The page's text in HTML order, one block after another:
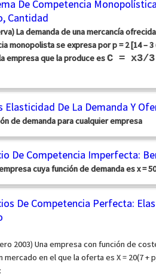
De Competencia
Cantidad
La demanda de una mercancía
monopolista se expresa por p = 2 [14 – 3
empresa que la produce esC = x3/
Elasticidad De La Demanda Y
de demanda paracualquier empresa
De Competencia Imperfecta:
cuya función de demanda es x =
De Competencia Perfecta:
2003) Una empresa con función de
mercado en el que la oferta es X = 20(7 +